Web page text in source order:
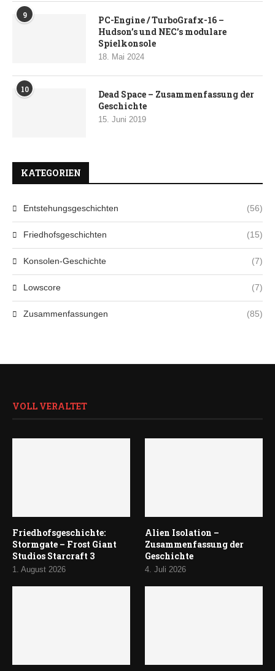
9
PC-Engine / TurboGrafx-16 –
Hudson’s und NEC’s modulare
Spielkonsole
18. Mai 2024
10
Dead Space – Zusammenfassung der
Geschichte
15. Juni 2019
KATEGORIEN
Entstehungsgeschichten (56)
Friedhofsgeschichten (15)
Konsolen-Geschichte (7)
Lowscore (7)
Zusammenfassungen (85)
VOLL VERALTET
Friedhofsgeschichte:
Stormgate – Frost Giant
Studios Starcraft 3
1. August 2026
Alien Isolation –
Zusammenfassung der
Geschichte
4. Juli 2026